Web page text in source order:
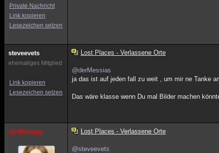
Private Nachricht
Link kopieren
Lesezeichen setzen
steveevets
ehemaliges Mitglied
Link kopieren
Lesezeichen setzen
Lost Places - Verlassene Orte
@derMessias
ja das ist auf jeden fall zu weit , um mir ne Tanke
Das wäre klasse wenn Du mal Bilder machen
derMessias Lost Places - Verlassene Orte
@steveevets